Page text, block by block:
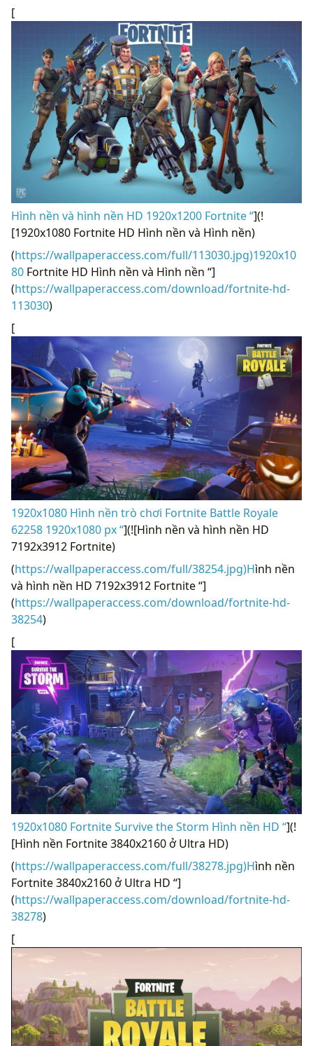
[
Hình nền và hình nền HD 1920x1200 Fortnite “](!
[1920x1080 Fortnite HD Hình nền và Hình nền)
(https://wallpaperaccess.com/full/113030.jpg)1920x10
80 Fortnite HD Hình nền và Hình nền “]
(https://wallpaperaccess.com/download/fortnite-hd-
113030)
[
1920x1080 Hình nền trò chơi Fortnite Battle Royale
62258 1920x1080 px “](![Hình nền và hình nền HD
7192x3912 Fortnite)
(https://wallpaperaccess.com/full/38254.jpg)Hình nền
và hình nền HD 7192x3912 Fortnite “]
(https://wallpaperaccess.com/download/fortnite-hd-
38254)
[
1920x1080 Fortnite Survive the Storm Hình nền HD “](!
[Hình nền Fortnite 3840x2160 ở Ultra HD)
(https://wallpaperaccess.com/full/38278.jpg)Hình nền
Fortnite 3840x2160 ở Ultra HD “]
(https://wallpaperaccess.com/download/fortnite-hd-
38278)
[